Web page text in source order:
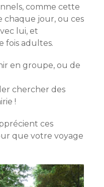
comme cette
chaque jour, ou ces
lui, et
fois adultes.
en groupe, ou de
chercher des
!
ces
que votre voyage